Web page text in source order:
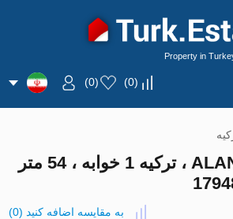
Property in
(
0
)
(
0
)
آپارتمان در ALANYA ، ترکیه 1 خوابه ، 54 متر
به مقایسه اضافه کنید (
0
)